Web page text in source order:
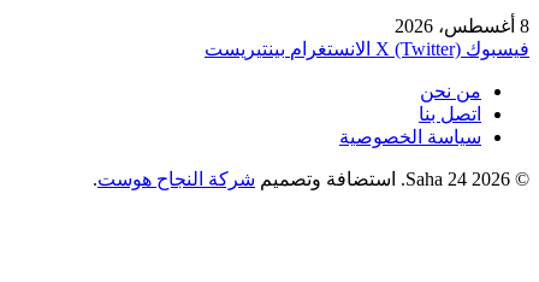
8 أغسطس، 2026
فيسبوك X (Twitter) الانستغرام بينتيريست
من نحن
اتصل بنا
سياسة الخصوصية
© 2026 Saha 24. استضافة وتصميم شركة النجاح هوست.